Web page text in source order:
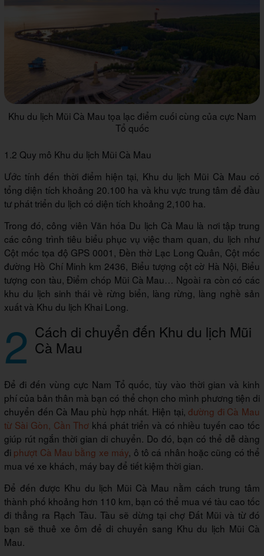
Khu du lịch Mũi Cà Mau tọa lạc điểm cuối cùng của cực Nam
Tổ quốc
1.2 Quy mô Khu du lịch Mũi Cà Mau
Ước tính đến thời điểm hiện tại, Khu du lịch Mũi Cà Mau có
tổng diện tích khoảng 20.100 ha và khu vực trung tâm để đầu
tư phát triển du lịch có diện tích khoảng 2,100 ha.
Trong đó, công viên Văn hóa Du lịch Cà Mau là nơi tập trung
các công trình tiêu biểu phục vụ việc tham quan, du lịch như
Cột mốc tọa độ GPS 0001, Đền thờ Lạc Long Quân, Cột mốc
đường Hồ Chí Minh km 2436, Biểu tượng cột cờ Hà Nội, Biểu
tượng con tàu, Điểm chóp Mũi Cà Mau… Ngoài ra còn có các
khu du lịch sinh thái về rừng biển, làng rừng, làng nghề sản
xuất và Khu du lịch Khai Long.
2 Cách di chuyển đến Khu du lịch Mũi
Cà Mau
Để đi đến vùng cực Nam Tổ quốc, tùy vào thời gian và kinh
phí của bản thân mà bạn có thể chọn cho mình phương tiện di
chuyển đến Cà Mau phù hợp nhất. Hiện tại,đường đi Cà Mau
từ Sài Gòn, Cần Thơ khá phát triển và có nhiều tuyến cao tốc
giúp rút ngắn thời gian di chuyển. Do đó, bạn có thể dễ dàng
đi phượt Cà Mau bằng xe máy, ô tô cá nhân hoặc cũng có thể
mua vé xe khách, máy bay để tiết kiệm thời gian.
Để đến được Khu du lịch Mũi Cà Mau nằm cách trung tâm
thành phố khoảng hơn 110 km, bạn có thể mua vé tàu cao tốc
đi thẳng ra Rạch Tàu. Tàu sẽ dừng tại chợ Đất Mũi và từ đó
bạn sẽ thuê xe ôm để di chuyển sang Khu du lịch Mũi Cà
Mau.